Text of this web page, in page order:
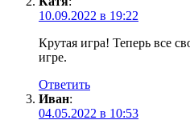
10.09.2022 в 19:22
Крутая игра! Теперь все
игре.
Ответить
Иван:
04.05.2022 в 10:53